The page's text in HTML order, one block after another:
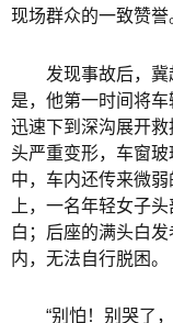
现场群众的一致赞誉
发现事故后，冀
是，他第一时间将
迅速下到深沟展开
头严重变形，车窗
中，车内还传来微
上，一名年轻女子
白；后座的满头白
内，无法自行脱困。
“别怕！别哭了